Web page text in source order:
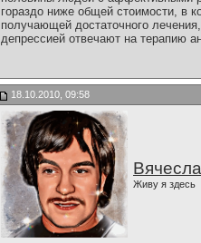
гораздо ниже общей стоимости, в
получающей достаточного
депрессией отвечают на терапию
18.10.2010, 09:58
Живу я здесь